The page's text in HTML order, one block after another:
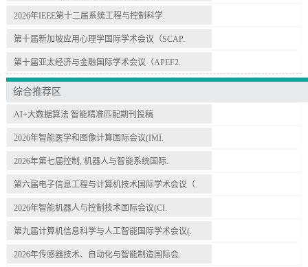
2026年IEEE第十二届系统工程与控制科学.
第十届新加坡应用心理学国际学术会议（SCAP.
第十届亚太经济与金融国际学术会议（APEF2.
综合推荐区
AI+大数据算法 智能精准匹配期刊投稿
2026年智能医学和图像计算国际会议(IMI.
2026年第七届控制, 机器人与智能系统国际.
第六届电子信息工程与计算机技术国际学术会议（.
2026年智能机器人与控制技术国际会议(CI.
第九届计算机信息科学与人工智能国际学术会议(.
2026年传感器技术、自动化与智能制造国际会.